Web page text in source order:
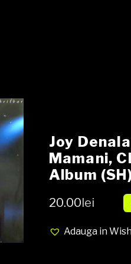
Joy
Mamani,
Album
20.00lei
Adauga in